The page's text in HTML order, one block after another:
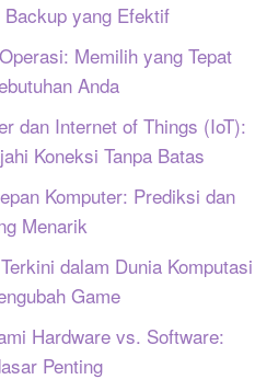
Backup yang Efektif
Memilih yang Tepat
Anda
dan Internet of Things (IoT):
Koneksi Tanpa Batas
Komputer: Prediksi dan
Menarik
dalam Dunia Komputasi
Game
Hardware vs. Software:
Penting